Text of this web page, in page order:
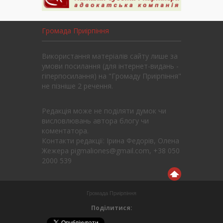
Громада Приірпіння
Використання матеріалів сайту лише за
умови посилання (для інтернет-видань -
гіперпосилання) на "Громаду Приірпіння"
не пізніше 2 речення.
Редакція може не поділяти думок чи
висловлювань автора блогу чи
коментатора.
Контакти редакції: Ірина Федорів, Олена
Жежера pigmaliones@gmail.com, +38 050
2000 539
Громада Приірпіння
Поділитися: